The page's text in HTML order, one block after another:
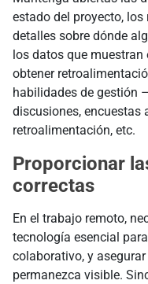
estado del proyecto,
detalles sobre dónde
los datos que muestran
obtener
habilidades de gestión
discusiones,
retroalimentación, etc.
Proporcionar
correctas
En el trabajo remoto,
tecnología esencial
colaborativo, y
permanezca visible.